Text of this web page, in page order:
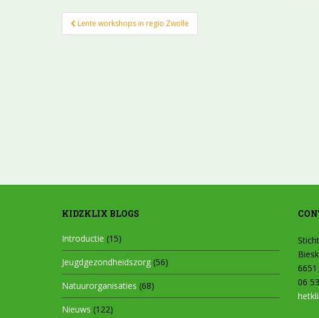
Bericht
navigatie
Lente workshops in regio Zwolle
KIDZKLIX BLOGS
Introductie (15)
Jeugdgezondheidszorg (56)
Natuurorganisaties (68)
Nieuws (122)
6651
06